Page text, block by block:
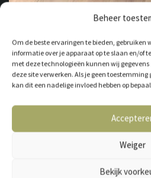
Beheer
Om de beste ervaringen te bieden, gebruiken
informatie over je apparaat op te slaan en/of
met deze technologieën kunnen wij gegevens
deze site verwerken. Als je geen
kan dit een nadelige invloed hebben op
Weiger
Bekijk